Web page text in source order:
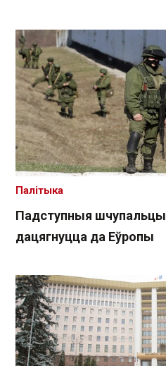
Падступныя шчупальцы
дацягнуцца да Еўропы
Палітыка